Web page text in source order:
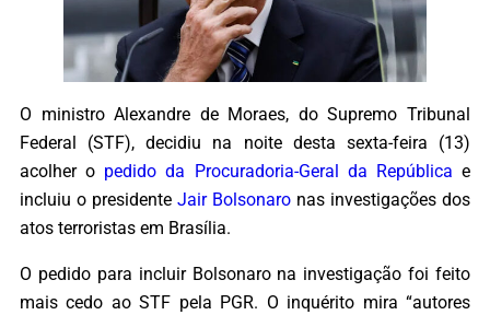
O ministro Alexandre de Moraes, do Supremo Tribunal
Federal (STF), decidiu na noite desta sexta-feira (13)
acolher o pedido da Procuradoria-Geral da República e
incluiu o presidente Jair Bolsonaro nas investigações dos
atos terroristas em Brasília.
O pedido para incluir Bolsonaro na investigação foi feito
mais cedo ao STF pela PGR. O inquérito mira “autores